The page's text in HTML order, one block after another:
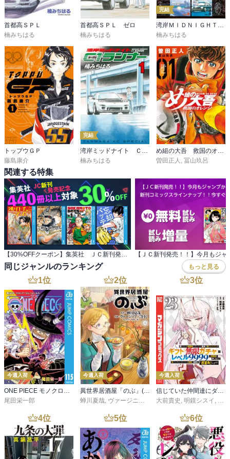
首都高ＳＰＬ
楠みちはる
首都高ＳＰＬ ゼロ
楠みちはる
完結
湾岸ＭＩＤＮＩＧＨＴ 超合本版
楠みちはる
トップウＧＰ
藤島康介
完結
楠みちはる
曽田正人
冨山玖呂
関連する特集
同じジャンルのランキング もっと見る
1位
今週入荷
ONE PIECE モノクロ版 115
尾田栄一郎
2位
今週入荷
異世界居酒屋「のぶ」(22)
蝉川夏哉, ヴァージニア二等兵 ,転
3位
今週入荷
信じていた仲間達にダンジョン奥地で殺されかけたがギフト『無限ガチャ』でレベル９９９９の仲間達を手に入れて元パーティーメンバーと世界に復讐＆『ざまぁ！』します！（２３）
大前貴史 , 明鏡シスイ , ｔ
4位 5位 6位